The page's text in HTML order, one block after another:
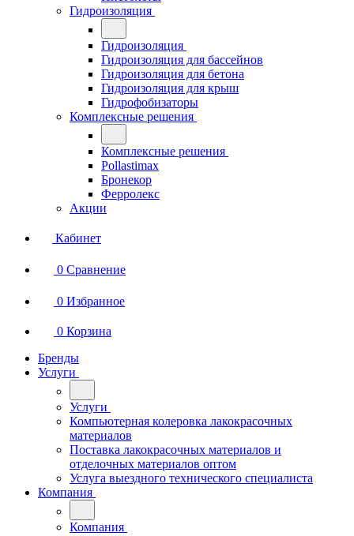
Гидроизоляция
Гидроизоляция
Гидроизоляция для бассейнов
Гидроизоляция для бетона
Гидроизоляция для крыш
Гидрофобизаторы
Комплексные решения
Комплексные решения
Pollastimax
Бронекор
Ферролекс
Акции
Кабинет
0 Сравнение
0 Избранное
0 Корзина
Бренды
Услуги
Услуги
Компьютерная колеровка лакокрасочных
материалов
Поставка лакокрасочных материалов и
отделочных материалов оптом
Услуга выездного технического специалиста
Компания
Компания